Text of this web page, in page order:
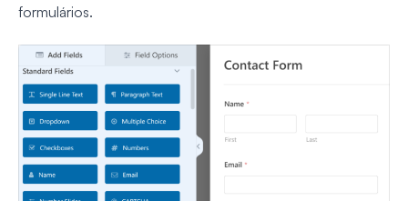
formulários.